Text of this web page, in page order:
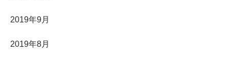
2019年9月
2019年8月